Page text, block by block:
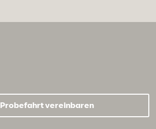
Probefahrt vereinbaren